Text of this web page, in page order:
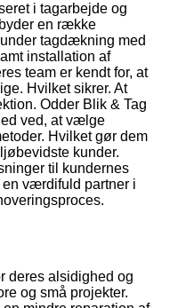
i tagarbejde og
en række
tagdækning med
installation af
team er kendt for, at
Hvilket sikrer. At
Odder Blik & Tag
ved, at vælge
Hvilket gør dem
kunder.
til kundernes
værdifuld partner i
deres alsidighed og
og små projekter.